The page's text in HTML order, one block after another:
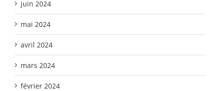
juin 2024
mai 2024
avril 2024
mars 2024
février 2024